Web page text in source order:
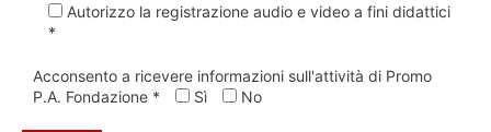
Autorizzo la registrazione audio e video a fini didattici
*
Acconsento a ricevere informazioni sull'attività di Promo
P.A. Fondazione *
Sì No